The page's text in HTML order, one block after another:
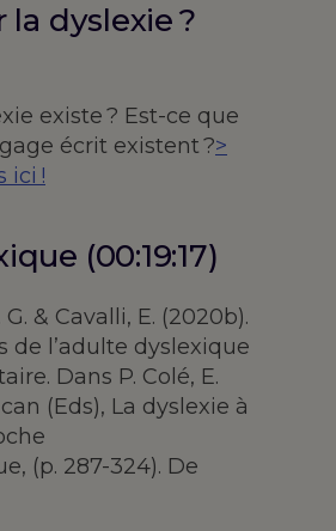
la dyslexie ?
existe ? Est-ce que
écrit existent ?>
ici !
(00:19:17)
& Cavalli, E. (2020b).
de l’adulte dyslexique
Dans P. Colé, E.
(Eds), La dyslexie à
(p. 287-324). De